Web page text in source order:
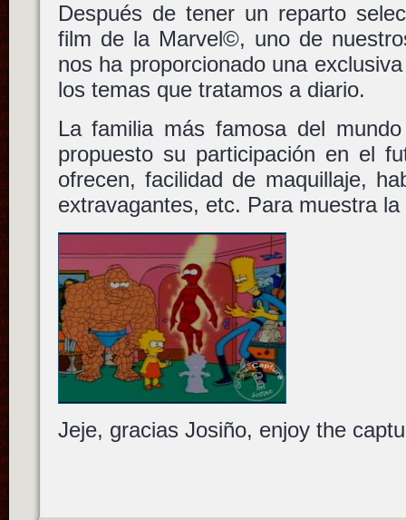
Después de tener un reparto
film de la Marvel©, uno de
nos ha proporcionado una
los temas que tratamos a diario.
La familia más famosa del
propuesto su participación en el
ofrecen, facilidad de maquillaje,
extravagantes, etc. Para muestra
Jeje, gracias Josiño, enjoy the